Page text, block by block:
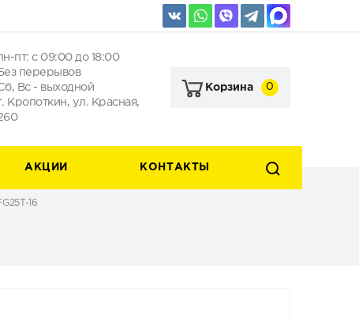
пт: с 09:00 до 18:00
перерывов
Вс - выходной
Кропоткин, ул. Красная,
Корзина 0
АКЦИИ КОНТАКТЫ
16